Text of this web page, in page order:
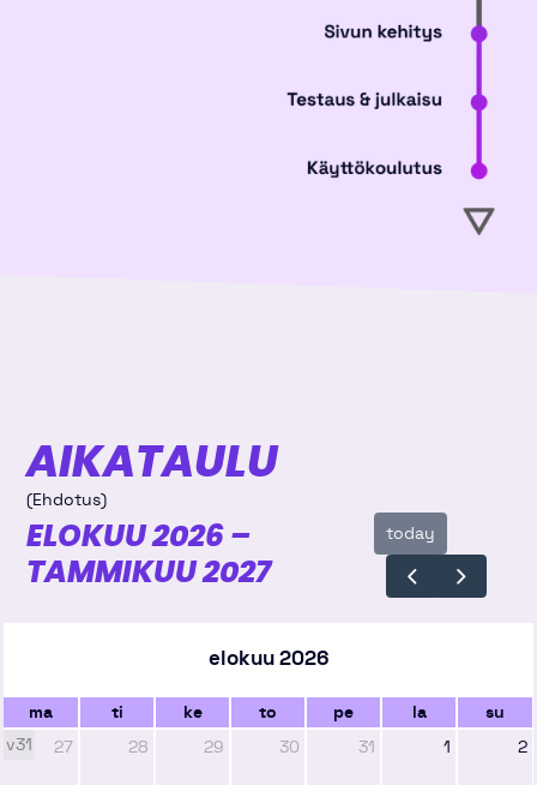
AIKATAULU
(Ehdotus)
ELOKUU 2026 –
TAMMIKUU 2027
today
elokuu 2026
ma ti ke to pe la
su
v31
27 28 29 30 31 1 2